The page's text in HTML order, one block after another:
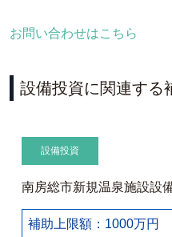
お問い合わせはこちら
設備投資に関連する
設備投資
南房総市新規温泉施設設
補助上限額：1000万円